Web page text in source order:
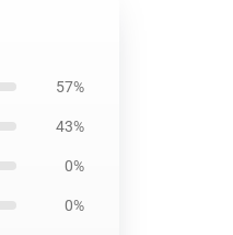
57%
43%
0%
0%